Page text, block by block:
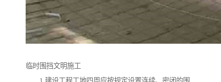
临时围挡文明施工